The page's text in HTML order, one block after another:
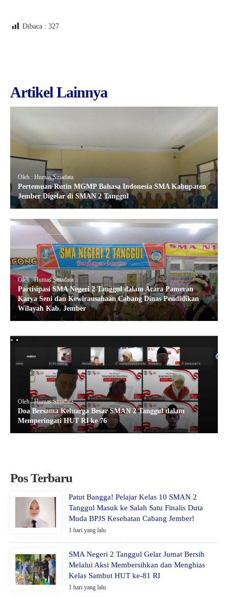
Dibaca : 327
Artikel Lainnya
Oleh : Humas Smadata
Pertemuan Rutin MGMP Bahasa Indonesia SMA Kabupaten
Jember Digelar di SMAN 2 Tanggul
Oleh : Humas Smadata
Partisipasi SMA Negeri 2 Tanggul dalam Acara Pameran
Karya Seni dan Kewirausahaan Cabang Dinas Pendidikan
Wilayah Kab. Jember
Oleh : Humas Smadata
Doa Bersama Keluarga Besar SMAN 2 Tanggul dalam
Memperingati HUT RI ke 76
Pos Terbaru
Patut Bangga! Pelajar Kelas 10 SMAN 2
Tanggul Masuk ke Salah Satu Finalis Duta
Muda BPJS Kesehatan Cabang Jember!
1 hari yang lalu
SMA Negeri 2 Tanggul Gelar Jumat Bersih
Melalui Aksi Membersihkan dan Menghias
Kelas Sambut HUT ke-81 RI
1 hari yang lalu